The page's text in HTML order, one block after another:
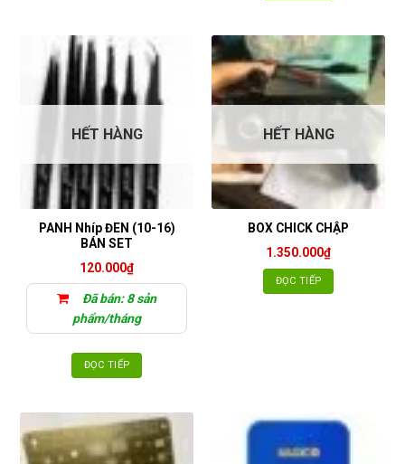
HẾT HÀNG
PANH Nhíp ĐEN (10-16)
BÁN SET
120.000₫
Đã bán: 8 sản
phẩm/tháng
ĐỌC TIẾP
HẾT HÀNG
BOX CHICK CHẬP
1.350.000₫
ĐỌC TIẾP